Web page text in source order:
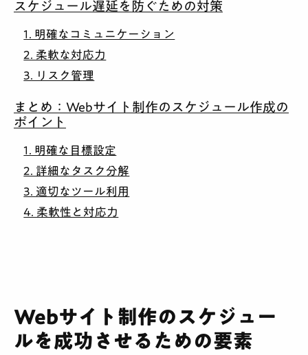
スケジュール遅延を防ぐための対策
1. 明確なコミュニケーション
2. 柔軟な対応力
3. リスク管理
まとめ：Webサイト制作のスケジュール作成の
ポイント
1. 明確な目標設定
2. 詳細なタスク分解
3. 適切なツール利用
4. 柔軟性と対応力
Webサイト制作のスケジュー
ルを成功させるための要素